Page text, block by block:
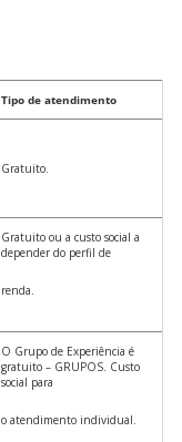
Tipo de atendimento
Gratuito.
Gratuito ou a custo social a
depender do perfil de
renda.
O Grupo de Experiência é
gratuito – GRUPOS. Custo
social para
o atendimento individual.